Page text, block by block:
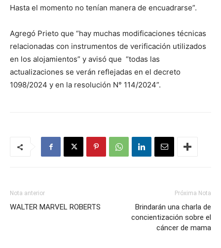
Hasta el momento no tenían manera de encuadrarse”.
Agregó Prieto que “hay muchas modificaciones técnicas
relacionadas con instrumentos de verificación utilizados
en los alojamientos” y avisó que “todas las
actualizaciones se verán reflejadas en el decreto
1098/2024 y en la resolución N° 114/2024”.
Nota anterior
WALTER MARVEL ROBERTS
Próxima Nota
Brindarán una charla de
concientización sobre el
cáncer de mama